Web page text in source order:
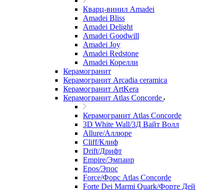
Кварц-винил Amadei
Amadei Bliss
Amadei Delight
Amadei Goodwill
Amadei Joy
Amadei Redstone
Amadei Корелли
Керамогранит
Керамогранит Arcadia ceramica
Керамогранит ArtKera
Керамогранит Atlas Concorde
Керамогранит Atlas Concorde
3D White Wall/3Д Вайт Волл
Allure/Аллюрe
Cliff/Клиф
Drift/Дрифт
Empire/Эмпаир
Epos/Эпос
Force/Фoрс Atlas Concorde
Forte Dei Marmi Quark/Форте Дей